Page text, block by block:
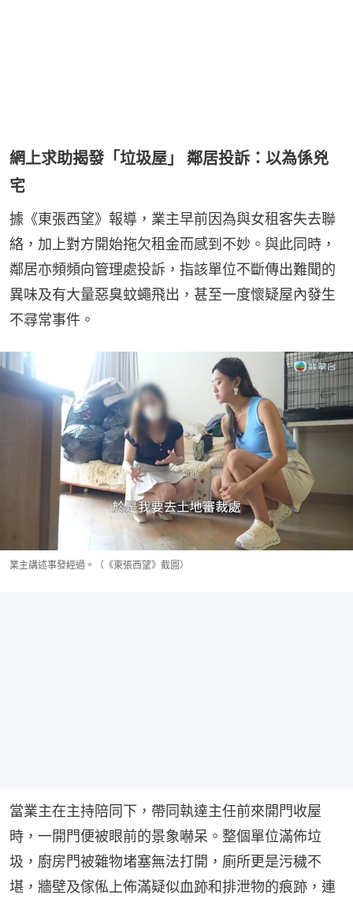
網上求助揭發「垃圾屋」 鄰居投訴：以為係兇
宅
據《東張西望》報導，業主早前因為與女租客失去聯
絡，加上對方開始拖欠租金而感到不妙。與此同時，
鄰居亦頻頻向管理處投訴，指該單位不斷傳出難聞的
異味及有大量惡臭蚊蠅飛出，甚至一度懷疑屋內發生
不尋常事件。
業主講述事發經過。（《東張西望》截圖）
當業主在主持陪同下，帶同執達主任前來開門收屋
時，一開門便被眼前的景象嚇呆。整個單位滿佈垃
圾，廚房門被雜物堵塞無法打開，廁所更是污穢不
堪，牆壁及傢俬上佈滿疑似血跡和排泄物的痕跡，連